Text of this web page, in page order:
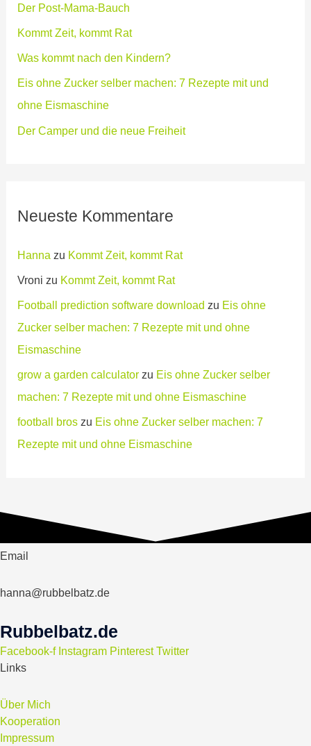
Der Post-Mama-Bauch
Kommt Zeit, kommt Rat
Was kommt nach den Kindern?
Eis ohne Zucker selber machen: 7 Rezepte mit und
ohne Eismaschine
Der Camper und die neue Freiheit
Neueste Kommentare
Hanna zu Kommt Zeit, kommt Rat
Vroni zu Kommt Zeit, kommt Rat
Football prediction software download zu Eis ohne
Zucker selber machen: 7 Rezepte mit und ohne
Eismaschine
grow a garden calculator zu Eis ohne Zucker selber
machen: 7 Rezepte mit und ohne Eismaschine
football bros zu Eis ohne Zucker selber machen: 7
Rezepte mit und ohne Eismaschine
Email
hanna@rubbelbatz.de
Rubbelbatz.de
Facebook-f Instagram Pinterest Twitter
Links
Über Mich
Kooperation
Impressum